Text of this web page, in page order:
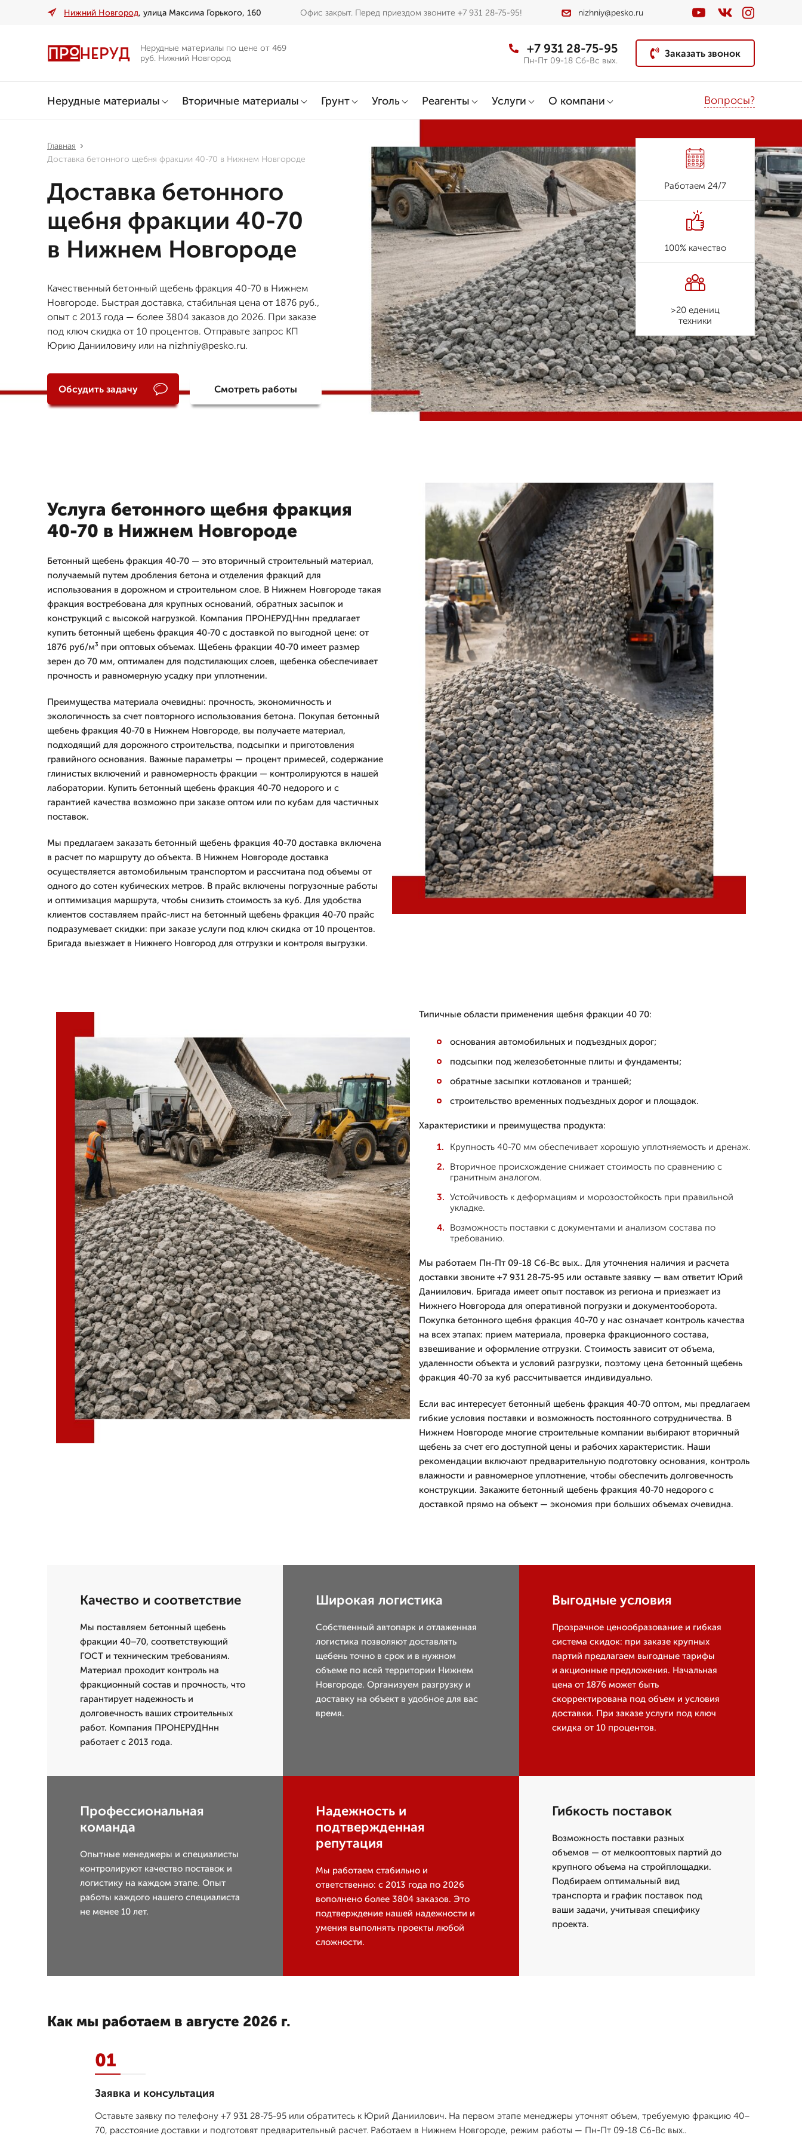
Нижний Новгород, улица Максима Горького, 160 Офис закрыт. Перед приездом звоните +7 931 28-75-95! nizhniy@pesko.ru
Нерудные материалы по цене от 469
руб. Нижний Новгород
+7 931 28-75-95
Пн-Пт 09-18 Сб-Вс вых.
Заказать звонок
Нерудные материалы Вторичные материалы Грунт Уголь Реагенты Услуги О компани Вопросы?
Главная
Доставка бетонного щебня фракции 40-70 в Нижнем Новгороде
Доставка бетонного
щебня фракции 40-70
в Нижнем Новгороде
Качественный бетонный щебень фракция 40-70 в Нижнем
Новгороде. Быстрая доставка, стабильная цена от 1876 руб.,
опыт с 2013 года — более 3804 заказов до 2026. При заказе
под ключ скидка от 10 процентов. Отправьте запрос КП
Юрию Данииловичу или на nizhniy@pesko.ru.
Обсудить задачу Смотреть работы
Работаем 24/7
100% качество
>20 едениц
техники
Услуга бетонного щебня фракция
40-70 в Нижнем Новгороде
Бетонный щебень фракция 40-70 — это вторичный строительный материал,
получаемый путем дробления бетона и отделения фракций для
использования в дорожном и строительном слое. В Нижнем Новгороде такая
фракция востребована для крупных оснований, обратных засыпок и
конструкций с высокой нагрузкой. Компания ПРОНЕРУДНнн предлагает
купить бетонный щебень фракция 40-70 с доставкой по выгодной цене: от
1876 руб/м³ при оптовых объемах. Щебень фракции 40-70 имеет размер
зерен до 70 мм, оптимален для подстилающих слоев, щебенка обеспечивает
прочность и равномерную усадку при уплотнении.
Преимущества материала очевидны: прочность, экономичность и
экологичность за счет повторного использования бетона. Покупая бетонный
щебень фракция 40-70 в Нижнем Новгороде, вы получаете материал,
подходящий для дорожного строительства, подсыпки и приготовления
гравийного основания. Важные параметры — процент примесей, содержание
глинистых включений и равномерность фракции — контролируются в нашей
лаборатории. Купить бетонный щебень фракция 40-70 недорого и с
гарантией качества возможно при заказе оптом или по кубам для частичных
поставок.
Мы предлагаем заказать бетонный щебень фракция 40-70 доставка включена
в расчет по маршруту до объекта. В Нижнем Новгороде доставка
осуществляется автомобильным транспортом и рассчитана под объемы от
одного до сотен кубических метров. В прайс включены погрузочные работы
и оптимизация маршрута, чтобы снизить стоимость за куб. Для удобства
клиентов составляем прайс-лист на бетонный щебень фракция 40-70 прайс
подразумевает скидки: при заказе услуги под ключ скидка от 10 процентов.
Бригада выезжает в Нижнего Новгород для отгрузки и контроля выгрузки.
Типичные области применения щебня фракции 40 70:
основания автомобильных и подъездных дорог;
подсыпки под железобетонные плиты и фундаменты;
обратные засыпки котлованов и траншей;
строительство временных подъездных дорог и площадок.
Характеристики и преимущества продукта:
Крупность 40-70 мм обеспечивает хорошую уплотняемость и дренаж.
Вторичное происхождение снижает стоимость по сравнению с
гранитным аналогом.
Устойчивость к деформациям и морозостойкость при правильной
укладке.
Возможность поставки с документами и анализом состава по
требованию.
Мы работаем Пн-Пт 09-18 Сб-Вс вых.. Для уточнения наличия и расчета
доставки звоните +7 931 28-75-95 или оставьте заявку — вам ответит Юрий
Даниилович. Бригада имеет опыт поставок из региона и приезжает из
Нижнего Новгорода для оперативной погрузки и документооборота.
Покупка бетонного щебня фракция 40-70 у нас означает контроль качества
на всех этапах: прием материала, проверка фракционного состава,
взвешивание и оформление отгрузки. Стоимость зависит от объема,
удаленности объекта и условий разгрузки, поэтому цена бетонный щебень
фракция 40-70 за куб рассчитывается индивидуально.
Если вас интересует бетонный щебень фракция 40-70 оптом, мы предлагаем
гибкие условия поставки и возможность постоянного сотрудничества. В
Нижнем Новгороде многие строительные компании выбирают вторичный
щебень за счет его доступной цены и рабочих характеристик. Наши
рекомендации включают предварительную подготовку основания, контроль
влажности и равномерное уплотнение, чтобы обеспечить долговечность
конструкции. Закажите бетонный щебень фракция 40-70 недорого с
доставкой прямо на объект — экономия при больших объемах очевидна.
Качество и соответствие
Мы поставляем бетонный щебень
фракции 40–70, соответствующий
ГОСТ и техническим требованиям.
Материал проходит контроль на
фракционный состав и прочность, что
гарантирует надежность и
долговечность ваших строительных
работ. Компания ПРОНЕРУДНнн
работает с 2013 года.
Широкая логистика
Собственный автопарк и отлаженная
логистика позволяют доставлять
щебень точно в срок и в нужном
объеме по всей территории Нижнем
Новгороде. Организуем разгрузку и
доставку на объект в удобное для вас
время.
Выгодные условия
Прозрачное ценообразование и гибкая
система скидок: при заказе крупных
партий предлагаем выгодные тарифы
и акционные предложения. Начальная
цена от 1876 может быть
скорректирована под объем и условия
доставки. При заказе услуги под ключ
скидка от 10 процентов.
Профессиональная
команда
Опытные менеджеры и специалисты
контролируют качество поставок и
логистику на каждом этапе. Опыт
работы каждого нашего специалиста
не менее 10 лет.
Надежность и
подтвержденная
репутация
Мы работаем стабильно и
ответственно: с 2013 года по 2026
вополнено более 3804 заказов. Это
подтверждение нашей надежности и
умения выполнять проекты любой
сложности.
Гибкость поставок
Возможность поставки разных
объемов — от мелкооптовых партий до
крупного объема на стройплощадки.
Подбираем оптимальный вид
транспорта и график поставок под
ваши задачи, учитывая специфику
проекта.
Как мы работаем в августе 2026 г.
01
Заявка и консультация
Оставьте заявку по телефону +7 931 28-75-95 или обратитесь к Юрий Даниилович. На первом этапе менеджеры уточнят объем, требуемую фракцию 40–
70, расстояние доставки и подготовят предварительный расчет. Работаем в Нижнем Новгороде, режим работы — Пн-Пт 09-18 Сб-Вс вых..